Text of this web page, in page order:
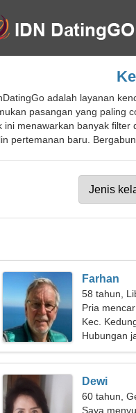
adalah layanan
pasangan yang paling
ini menawarkan banyak
pertemanan baru.
Farhan
58 tahun,
Pria
Kec.
Hubungan
Dewi
60 tahun,
Saya